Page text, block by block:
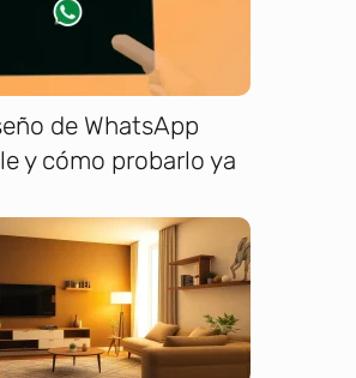
de WhatsApp
y cómo probarlo ya